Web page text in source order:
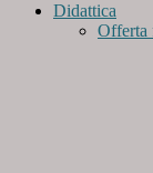
Didattica
Offerta